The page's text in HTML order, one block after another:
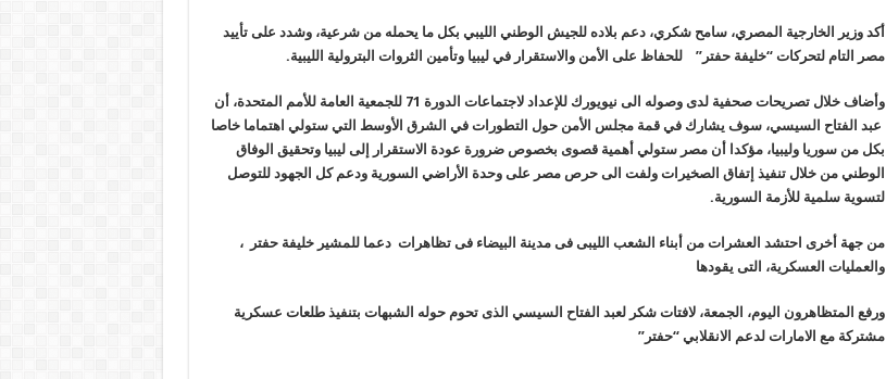
أكد وزير الخارجية المصري، سامح شكري، دعم بلاده للجيش الوطني الليبي بكل ما يحمله من شرعية، وشدد على تأييد
مصر التام لتحركات “خليفة حفتر”للحفاظ على الأمن والاستقرار في ليبيا وتأمين الثروات البترولية الليبية.
وأضاف خلال تصريحات صحفية لدى وصوله الى نيويورك للإعداد لاجتماعات الدورة 71 للجمعية العامة للأمم المتحدة، أن
عبد الفتاح السيسي، سوف يشارك في قمة مجلس الأمن حول التطورات في الشرق الأوسط التي ستولي اهتماما خاصا
بكل من سوريا وليبيا، مؤكدا أن مصر ستولي أهمية قصوى بخصوص ضرورة عودة الاستقرار إلى ليبيا وتحقيق الوفاق
الوطني من خلال تنفيذ إتفاق الصخيرات ولفت الى حرص مصر على وحدة الأراضي السورية ودعم كل الجهود للتوصل
لتسوية سلمية للأزمة السورية.
من جهة أخرى احتشد العشرات من أبناء الشعب الليبى فى مدينة البيضاء فى تظاهرات دعما للمشير خليفة حفتر ،
والعمليات العسكرية، التى يقودها
ورفع المتظاهرون اليوم، الجمعة، لافتات شكر لعبد الفتاح السيسي الذى تحوم حوله الشبهات بتنفيذ طلعات عسكرية
مشتركة مع الامارات لدعم الانقلابي “حفتر”